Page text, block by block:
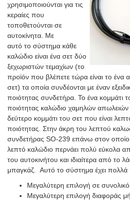
χρησιμοποιούνται για τις
κεραίες που
τοποθετούνται σε
αυτοκίνητα. Με
αυτό το σύστημα κάθε
καλώδιο είναι ένα σετ δύο
ξεχωριστών τεμαχίων (το
προϊόν που βλέπετε τώρα είναι το ένα
σετ) τα οποία συνδέονται με έναν
ποιότητας συνδετήρα. Το ένα κομμάτι
ποιότητας καλώδιο χαμηλών απωλειών
δεύτερο κομμάτι του σετ που είναι
ποιότητας. Στην άκρη του λεπτού
συνδετήρας SO-239 επάνω στον οποίο
λεπτό καλώδιο περνάει πολύ εύκολα
του αυτοκινήτου και ιδιαίτερα από το
μπαγκάζ. Αυτό το σύστημα έχει πολλά
Μεγαλύτερη επιλογή σε
Μεγαλύτερη επιλογή διαφοράς